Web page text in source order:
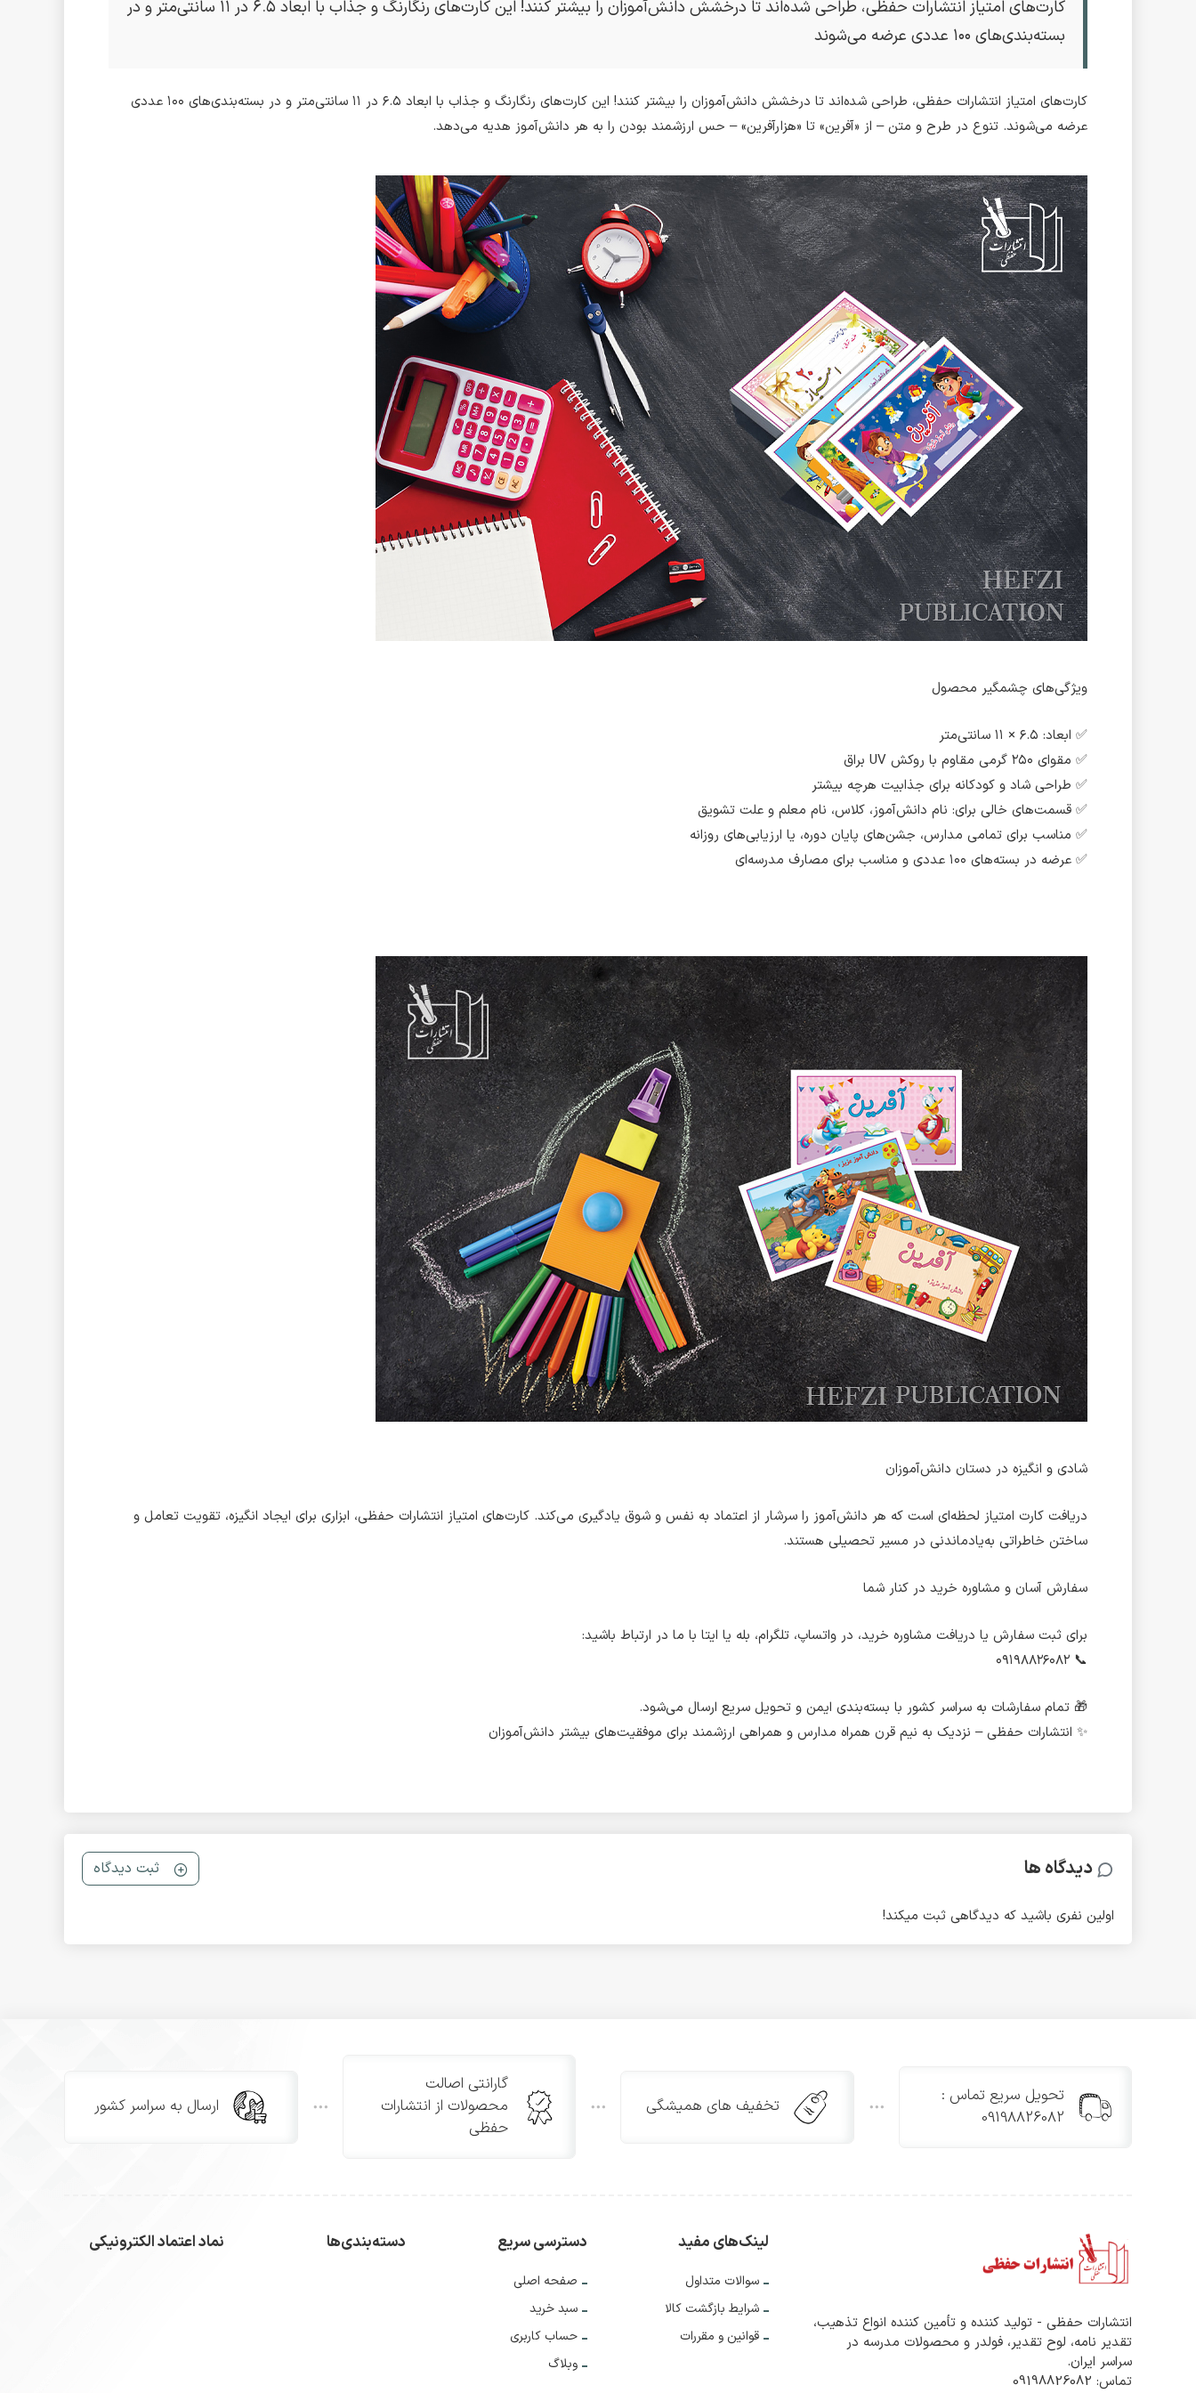
کارت‌های امتیاز انتشارات حفظی، طراحی شده‌اند تا درخشش دانش‌آموزان را بیشتر کنند! این کارت‌های رنگارنگ و جذاب با ابعاد ۶.۵ در ۱۱ سانتی‌متر و در
بسته‌بندی‌های ۱۰۰ عددی عرضه می‌شوند
کارت‌های امتیاز انتشارات حفظی، طراحی شده‌اند تا درخشش دانش‌آموزان را بیشتر کنند! این کارت‌های رنگارنگ و جذاب با ابعاد ۶.۵ در ۱۱ سانتی‌متر و در بسته‌بندی‌های ۱۰۰ عددی
عرضه می‌شوند. تنوع در طرح و متن – از «آفرین» تا «هزارآفرین» – حس ارزشمند بودن را به هر دانش‌آموز هدیه می‌دهد.
ویژگی‌های چشمگیر محصول
✅ ابعاد: ۶.۵ × ۱۱ سانتی‌متر
✅ مقوای ۲۵۰ گرمی مقاوم با روکش UV براق
✅ طراحی شاد و کودکانه برای جذابیت هرچه بیشتر
✅ قسمت‌های خالی برای: نام دانش‌آموز، کلاس، نام معلم و علت تشویق
✅ مناسب برای تمامی مدارس، جشن‌های پایان دوره، یا ارزیابی‌های روزانه
✅ عرضه در بسته‌های ۱۰۰ عددی و مناسب برای مصارف مدرسه‌ای
شادی و انگیزه در دستان دانش‌آموزان
دریافت کارت امتیاز لحظه‌ای است که هر دانش‌آموز را سرشار از اعتماد به نفس و شوق یادگیری می‌کند. کارت‌های امتیاز انتشارات حفظی، ابزاری برای ایجاد انگیزه، تقویت تعامل و
ساختن خاطراتی به‌یادماندنی در مسیر تحصیلی هستند.
سفارش آسان و مشاوره خرید در کنار شما
برای ثبت سفارش یا دریافت مشاوره خرید، در واتساپ، تلگرام، بله یا ایتا با ما در ارتباط باشید:
📞 ۰۹۱۹۸۸۲۶۰۸۲
🎁 تمام سفارشات به سراسر کشور با بسته‌بندی ایمن و تحویل سریع ارسال می‌شود.
✨ انتشارات حفظی – نزدیک به نیم قرن همراه مدارس و همراهی ارزشمند برای موفقیت‌های بیشتر دانش‌آموزان
دیدگاه ها ثبت دیدگاه
اولین نفری باشید که دیدگاهی ثبت میکند!
تحویل سریع تماس :
09198826082
تخفیف های همیشگی
گارانتی اصالت
محصولات از انتشارات
حفظی
ارسال به سراسر کشور
انتشارات حفظی - تولید کننده و تأمین کننده انواع تذهیب،
تقدیر نامه، لوح تقدیر، فولدر و محصولات مدرسه در
سراسر ایران.
تماس: 09198826082
لینک‌های مفید
سوالات متداول
شرایط بازگشت کالا
قوانین و مقررات
دسترسی سریع
صفحه اصلی
سبد خرید
حساب کاربری
وبلاگ
دسته‌بندی‌ها نماد اعتماد الکترونیکی